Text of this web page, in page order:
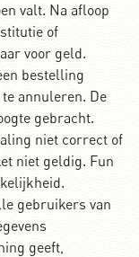
valt. Na afloop
of
voor geld.
bestelling
annuleren. De
gebracht.
niet correct of
niet geldig. Fun
gebruikers van
geeft,